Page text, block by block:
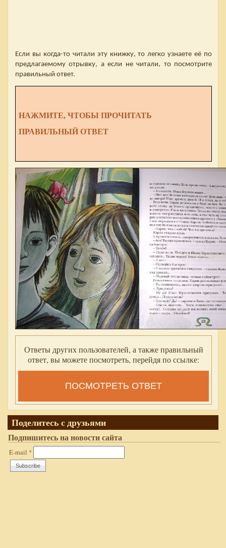
Если вы когда-то читали эту книжку, то легко узнаете её по
предлагаемому отрывку, а если не читали, то посмотрите
правильный ответ.
НАЖМИТЕ, ЧТОБЫ ПРОЧИТАТЬ
ПРАВИЛЬНЫЙ ОТВЕТ
Ответы других пользователей, а также правильный
ответ, вы можете посмотреть, перейдя по ссылке:
ПОСМОТРЕТЬ ОТВЕТ
Поделитесь с друзьями
Подпишитесь на новости сайта
E-mail *